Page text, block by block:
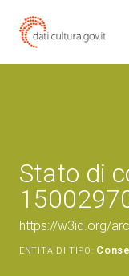
Stato di
https://w3id.org/
ENTITÀ DI TIPO: